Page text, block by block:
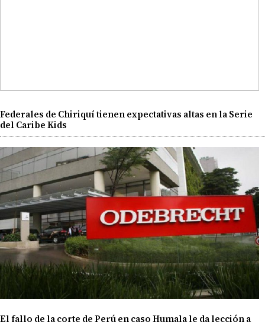
Federales de Chiriquí tienen expectativas altas en la Serie
del Caribe Kids
El fallo de la corte de Perú en caso Humala le da lección a